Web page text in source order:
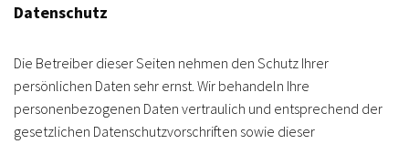
Datenschutz
Die Betreiber dieser Seiten nehmen den Schutz Ihrer
persönlichen Daten sehr ernst. Wir behandeln Ihre
personenbezogenen Daten vertraulich und entsprechend der
gesetzlichen Datenschutzvorschriften sowie dieser